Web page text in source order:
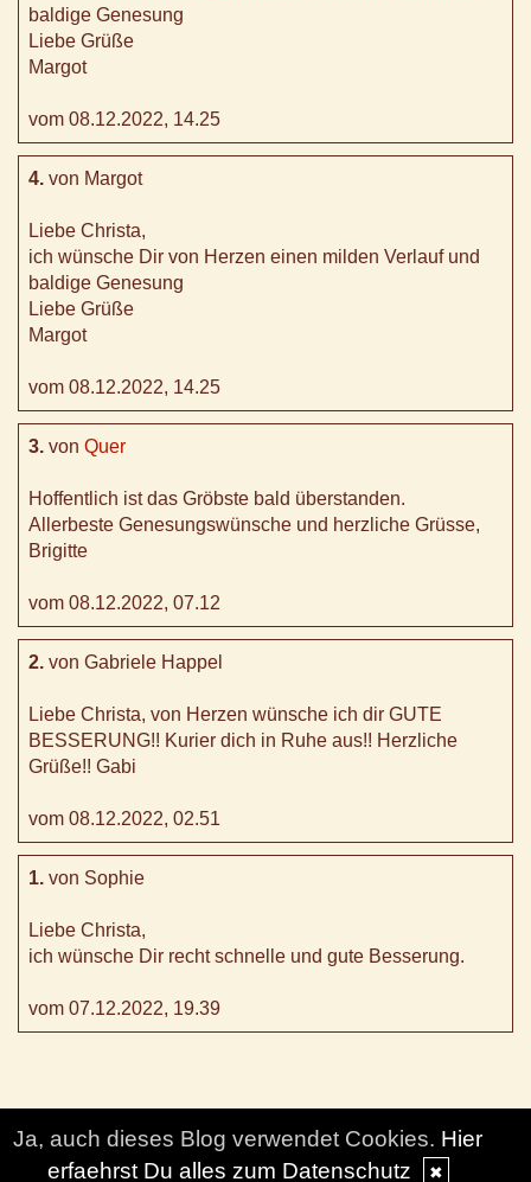
baldige Genesung
Liebe Grüße
Margot
vom 08.12.2022, 14.25
4. von Margot
Liebe Christa,
ich wünsche Dir von Herzen einen milden Verlauf und
baldige Genesung
Liebe Grüße
Margot
vom 08.12.2022, 14.25
3. von Quer
Hoffentlich ist das Gröbste bald überstanden.
Allerbeste Genesungswünsche und herzliche Grüsse,
Brigitte
vom 08.12.2022, 07.12
2. von Gabriele Happel
Liebe Christa, von Herzen wünsche ich dir GUTE
BESSERUNG!! Kurier dich in Ruhe aus!! Herzliche
Grüße!! Gabi
vom 08.12.2022, 02.51
1. von Sophie
Liebe Christa,
ich wünsche Dir recht schnelle und gute Besserung.
vom 07.12.2022, 19.39
© DesignBlog V5 powered by BlueLionWebdesign.de
Ja, auch dieses Blog verwendet Cookies. Hier
erfaehrst Du alles zum Datenschutz
✖